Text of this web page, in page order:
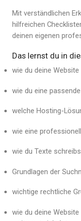
Mit verständlichen
hilfreichen
deinen eigenen
Das lernst du in
wie du deine
wie du eine
welche Hosting-
wie eine
wie du Texte
Grundlagen der
wichtige rechtliche
wie du deine